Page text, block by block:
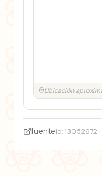
Ubicación
fuenteid: 13052672